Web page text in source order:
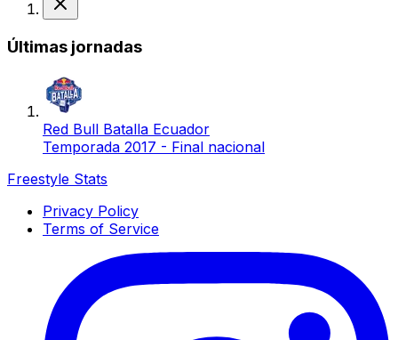
Últimas jornadas
Red Bull Batalla Ecuador
Temporada 2017 - Final nacional
Freestyle Stats
Privacy Policy
Terms of Service